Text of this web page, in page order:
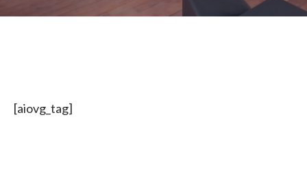
[aiovg_tag]